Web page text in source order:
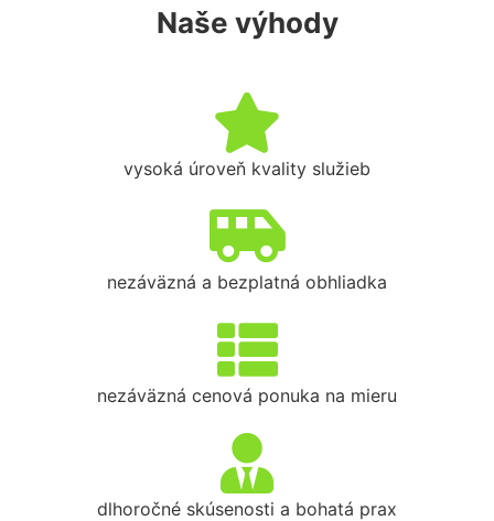
Naše výhody
vysoká úroveň kvality služieb
nezáväzná a bezplatná obhliadka
nezáväzná cenová ponuka na mieru
dlhoročné skúsenosti a bohatá prax